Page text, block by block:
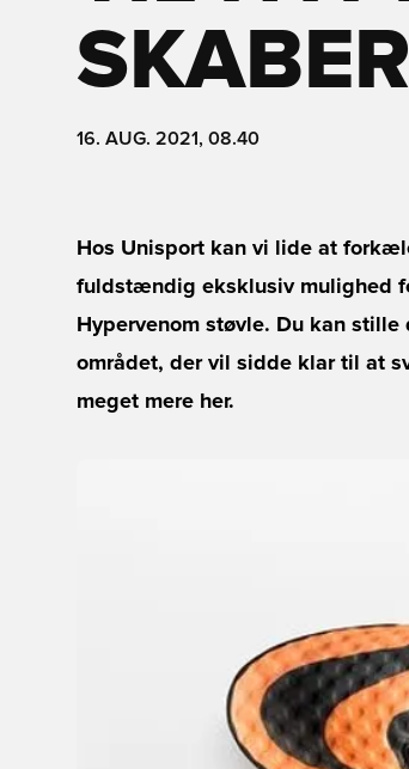
16. AUG. 2021, 08.40
Hos Unisport kan vi lide at
fuldstændig eksklusiv mulighed
Hypervenom støvle. Du kan
området, der vil sidde klar til at
meget mere her.